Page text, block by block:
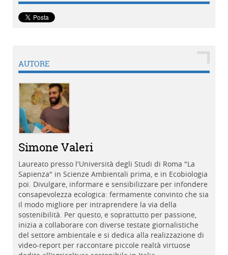
AUTORE
Simone Valeri
Laureato presso l'Università degli Studi di Roma "La
Sapienza" in Scienze Ambientali prima, e in Ecobiologia
poi. Divulgare, informare e sensibilizzare per infondere
consapevolezza ecologica: fermamente convinto che sia
il modo migliore per intraprendere la via della
sostenibilità. Per questo, e soprattutto per passione,
inizia a collaborare con diverse testate giornalistiche
del settore ambientale e si dedica alla realizzazione di
video-report per raccontare piccole realtà virtuose